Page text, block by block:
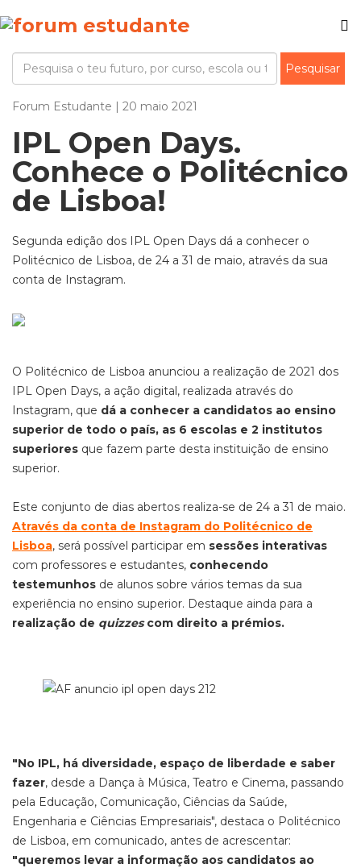
Forum Estudante | 20 maio 2021
IPL Open Days.
Conhece o Politécnico
de Lisboa!
Segunda edição dos IPL Open Days dá a conhecer o
Politécnico de Lisboa, de 24 a 31 de maio, através da sua
conta de Instagram.
O Politécnico de Lisboa anunciou a realização de 2021 dos
IPL Open Days, a ação digital, realizada através do
Instagram, que dá a conhecer a candidatos ao ensino
superior de todo o país, as 6 escolas e 2 institutos
superiores que fazem parte desta instituição de ensino
superior.
Este conjunto de dias abertos realiza-se de 24 a 31 de maio.
Através da conta de Instagram do Politécnico de
Lisboa, será possível participar em sessões interativas
com professores e estudantes, conhecendo
testemunhos de alunos sobre vários temas da sua
experiência no ensino superior. Destaque ainda para a
realização de quizzescom direito a prémios.
"No IPL, há diversidade, espaço de liberdade e saber
fazer, desde a Dança à Música, Teatro e Cinema, passando
pela Educação, Comunicação, Ciências da Saúde,
Engenharia e Ciências Empresariais", destaca o Politécnico
de Lisboa, em comunicado, antes de acrescentar:
"queremos levar a informação aos candidatos ao